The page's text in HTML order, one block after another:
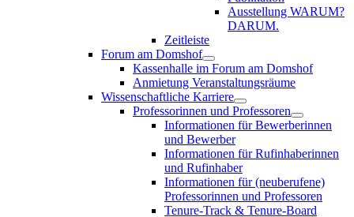
Ausstellung WARUM?
DARUM.
Zeitleiste
Forum am Domshof
Kassenhalle im Forum am Domshof
Anmietung Veranstaltungsräume
Wissenschaftliche Karriere
Professorinnen und Professoren
Informationen für Bewerberinnen
und Bewerber
Informationen für Rufinhaberinnen
und Rufinhaber
Informationen für (neuberufene)
Professorinnen und Professoren
Tenure-Track & Tenure-Board